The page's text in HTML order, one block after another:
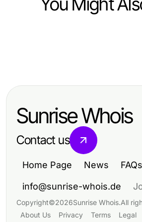
die Geschäftsführer
An 오피 Snapshot:
Services
Sunrise Whois
Contact us
Home Page News FAQs
info@sunrise-whois.de
Copyright©2026Sunrise Whois.All
About Us
Privacy Terms Legal